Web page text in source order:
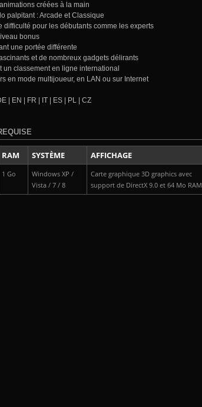
créées à la main
palpitant : Arcade et Classique
difficulté pour les débutants comme les experts
bonus
une portée différente
et de nombreux gadgets délirants
un classement en ligne international
en mode multijoueur, en LAN ou sur Internet
| EN | FR | IT | ES | PL | CZ
RAM SYSTÈME AFFICHAGE
1 Go
Windows XP /
Vista / 7 / 8
Carte graphique 3D graphics avec
support de DirectX 9.0 et 64 Mo RAM